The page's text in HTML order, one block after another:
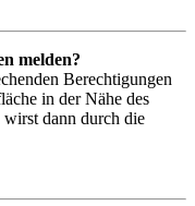
melden?
Berechtigungen
in der Nähe des
dann durch die